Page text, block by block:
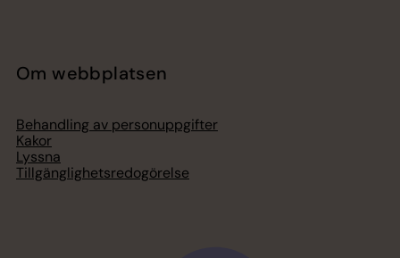
Om webbplatsen
Behandling av personuppgifter
Kakor
Lyssna
Tillgänglighetsredogörelse